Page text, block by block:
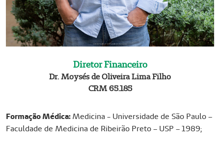
h
e
Diretor Financeiro
Dr. Moysés de Oliveira Lima Filho
​​​​​​​CRM 65.185
Formação Médica:Medicina - Universidade de São Paulo –
Faculdade de Medicina de Ribeirão Preto – USP – 1989;